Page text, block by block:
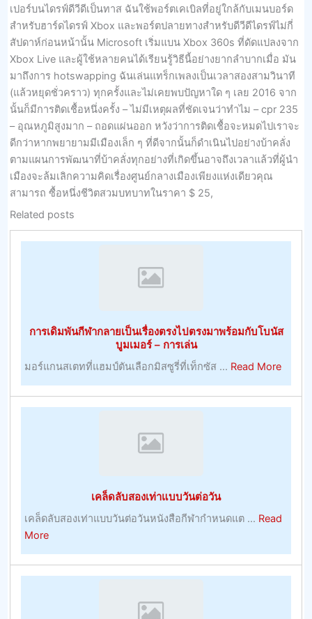
เปอร์บนไดรฟ์ดีวีดีเป็นทาส ฉันใช้พอร์ตเคเบิลที่อยู่ใกล้กับเมนบอร์ด
สำหรับฮาร์ดไดรฟ์ Xbox และพอร์ตปลายทางสำหรับดีวีดีไดรฟ์ไม่กี่
สัปดาห์ก่อนหน้านั้น Microsoft เริ่มแบน Xbox 360s ที่ดัดแปลงจาก
Xbox Live และผู้ใช้หลายคนได้เรียนรู้วิธีนี้อย่างยากลำบากเมื่อ มัน
มาถึงการ hotswapping ฉันเล่นแทร็กเพลงเป็นเวลาสองสามวินาที
(แล้วหยุดชั่วคราว) ทุกครั้งและไม่เคยพบปัญหาใด ๆ เลย 2016 จาก
นั้นก็มีการติดเชื้อหนึ่งครั้ง – ไม่มีเหตุผลที่ชัดเจนว่าทำไม – cpr 235
– อุณหภูมิสูงมาก – ถอดแผ่นออก หวังว่าการติดเชื้อจะหมดไปเราจะ
ดีกว่าหากพยายามมีเมืองเล็ก ๆ ที่ดีจากนั้นก็ดำเนินไปอย่างบ้าคลั่ง
ตามแผนการพัฒนาที่บ้าคลั่งทุกอย่างที่เกิดขึ้นอาจถึงเวลาแล้วที่ผู้นำ
เมืองจะล้มเลิกความคิดเรื่องศูนย์กลางเมืองเพียงแห่งเดียวคุณ
สามารถ ซื้อหนึ่งชีวิตสวมบทบาทในราคา $ 25,
Related posts
การเดิมพันกีฬากลายเป็นเรื่องตรงไปตรงมาพร้อมกับโบนัส
บูมเมอร์ – การเล่น
มอร์แกนสเตทที่แฮมป์ตันเลือกมิสซูรี่ที่เท็กซัส ... Read Moreabout
การ
เดิม
ไป
พร้อม
เคล็ดลับสองเท่าแบบวันต่อวัน
เคล็ดลับสองเท่าแบบวันต่อวันหนังสือกีฬากำหนดแต ... Read
Moreabout
เคล็ด
ลับ